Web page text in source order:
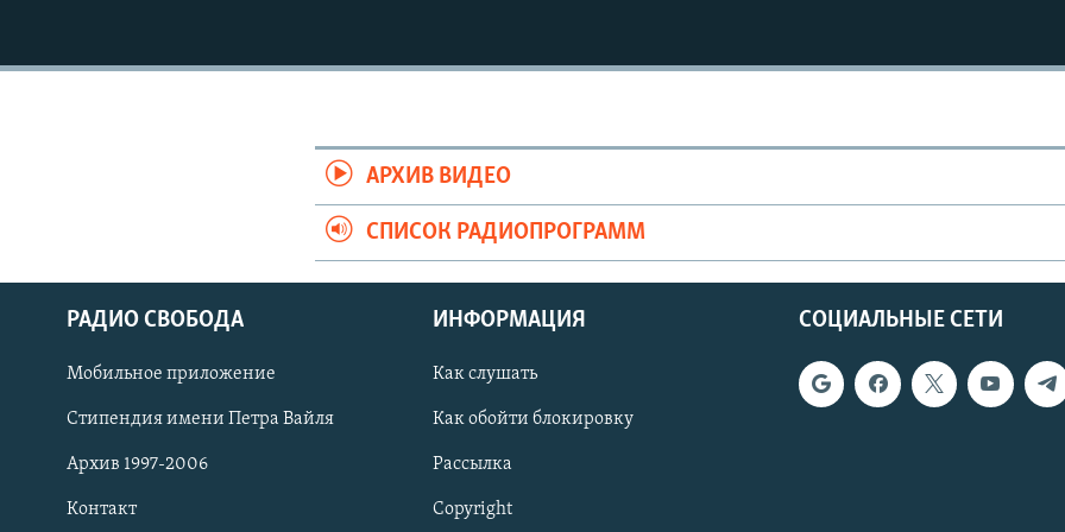
СОЦИАЛЬНЫЕ СЕТИ
Auto 270p 360p
1080p
АРХИВ ВИДЕО
СПИСОК РАДИОПРОГРАММ
СОЦИАЛЬНЫЕ СЕТИ
РАДИО СВОБОДА
Мобильное приложение
Стипендия имени Петра Вайля
Архив 1997-2006
Контакт
ИНФОРМАЦИЯ
Как слушать
Как обойти блокировку
Рассылка
Copyright